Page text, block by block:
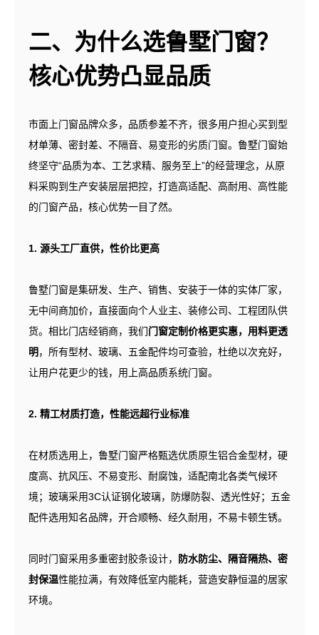
二、为什么选鲁墅门窗？
核心优势凸显品质
市面上门窗品牌众多，品质参差不齐，很多用户担心买到型
材单薄、密封差、不隔音、易变形的劣质门窗。鲁墅门窗始
终坚守“品质为本、工艺求精、服务至上”的经营理念，从原
料采购到生产安装层层把控，打造高适配、高耐用、高性能
的门窗产品，核心优势一目了然。
1. 源头工厂直供，性价比更高
鲁墅门窗是集研发、生产、销售、安装于一体的实体厂家，
无中间商加价，直接面向个人业主、装修公司、工程团队供
货。相比门店经销商，我们门窗定制价格更实惠，用料更透
明 ，所有型材、玻璃、五金配件均可查验，杜绝以次充好，
让用户花更少的钱，用上高品质系统门窗。
2. 精工材质打造，性能远超行业标准
在材质选用上，鲁墅门窗严格甄选优质原生铝合金型材，硬
度高、抗风压、不易变形、耐腐蚀，适配南北各类气候环
境；玻璃采用3C认证钢化玻璃，防爆防裂、透光性好；五金
配件选用知名品牌，开合顺畅、经久耐用，不易卡顿生锈。
同时门窗采用多重密封胶条设计，
防水防尘、隔音隔热、密
封保温性能拉满，有效降低室内能耗，营造安静恒温的居家
环境。